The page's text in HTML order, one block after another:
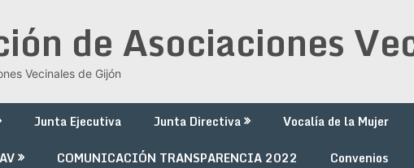
de Asociaciones
Vecinales de Gijón
Junta Ejecutiva Junta Directiva Vocalía de la Mujer
COMUNICACIÓN TRANSPARENCIA 2022 Convenios